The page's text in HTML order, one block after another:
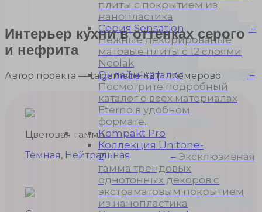
плиты с покрытием из
нанопластика
Серия Sensation
–
Нежные декорированые
матовые плиты с 12 слоями
Neolak
Онлайн-каталог
–
Посмотрите подробный
каталог о всех материалах
Eterno в удобном
формате.
Kompakt Pro
Коллекция Unitone-
2
– Эксклюзивная
гамма трендовых
однотонных декоров с
экстраматовым покрытием
из нанопластика
Интерьер кухни в оттенках серого
и нефрита
Автор проекта — taigamebel42 | г. Кемерово
Цветовая гамма
Темная, Нейтральная